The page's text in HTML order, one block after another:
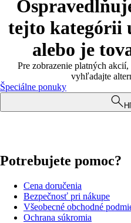
tejto kategórii
alebo je
Pre zobrazenie platných
vyhľadajte
Špeciálne ponuky
Potrebujete pomoc?
Cena doručenia
Bezpečnosť pri nákupe
Všeobecné obchodné
Ochrana súkromia